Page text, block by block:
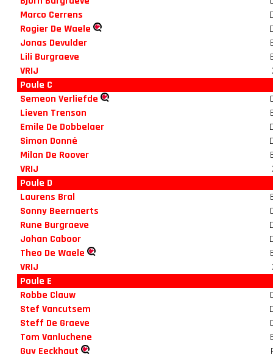
Marco Cerrens
Rogier De Waele
Jonas Devulder
Lili Burgraeve
VRIJ
Poule C
Semeon Verliefde
Lieven Trenson
Emile De Dobbelaer
Simon Donné
Milan De Roover
VRIJ
Poule D
Laurens Bral
Sonny Beernaerts
Rune Burgraeve
Johan Caboor
Theo De Waele
VRIJ
Poule E
Robbe Clauw
Stef Vancutsem
Steff De Graeve
Tom Vanluchene
Guy Eeckhaut